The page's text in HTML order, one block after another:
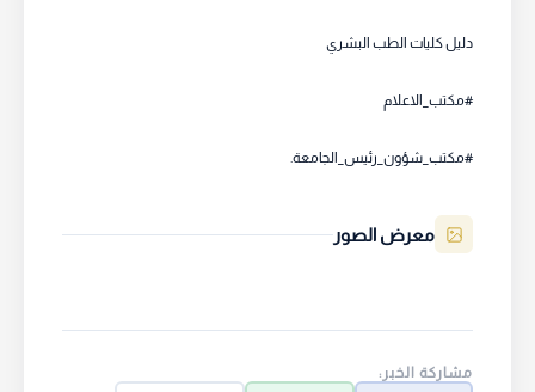
دليل كليات الطب البشري
#مكتب_شؤون_رئيس_الجامعة.
معرض الصور
مشاركة الخبر: